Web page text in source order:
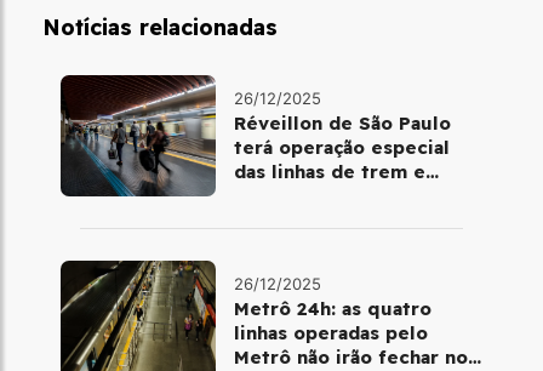
Notícias relacionadas
26/12/2025
Réveillon de São Paulo
terá operação especial
das linhas de trem e
26/12/2025
Metrô 24h: as quatro
linhas operadas pelo
Metrô não irão fechar no